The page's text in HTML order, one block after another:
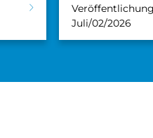
Juli/02/2026